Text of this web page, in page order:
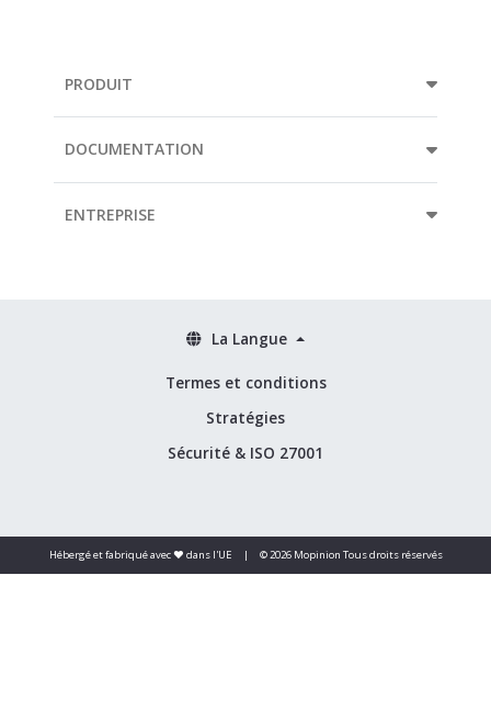
PRODUIT
DOCUMENTATION
ENTREPRISE
Termes et conditions
Stratégies
Sécurité & ISO 27001
La Langue
Hébergé et fabriqué avec ❤️ dans l'UE | © 2026 Mopinion Tous droits réservés